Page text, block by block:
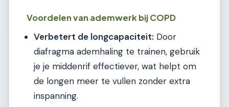
Voordelen van ademwerk bij COPD
Verbetert de longcapaciteit: Door
diafragma ademhaling te trainen, gebruik
je je middenrif effectiever, wat helpt om
de longen meer te vullen zonder extra
inspanning.